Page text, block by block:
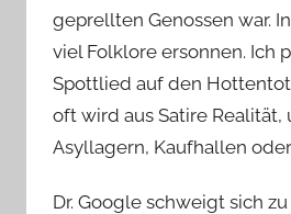
geprellten Genossen war.
viel Folklore ersonnen. Ich
Spottlied auf den
oft wird aus Satire
Asyllagern, Kaufhallen
Dr. Google schweigt sich